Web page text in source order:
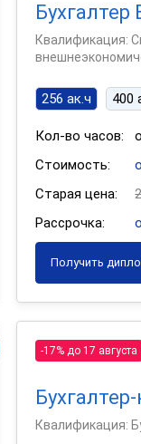
Бухгалтер
Квалификация:
256 ак.ч 400
Кол-во часов:
Стоимость:
Старая цена:
Рассрочка:
Получить
-17% до 17 августа
Квалификация: